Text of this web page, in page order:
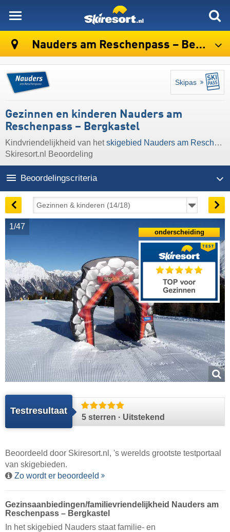
Nauders am Reschenpass – Bergkastel
Skipas
Gezinnen en kinderen Nauders am
Reschenpass – Bergkastel
Kindvriendelijkheid van hetskigebied Nauders am Reschenpass – Bergkastel
Skiresort.nl Beoordeling
Beoordelingscriteria
1/47
Testresultaat
5 sterren · Uitstekend
onderscheiding
Beoordeeld door Skiresort.nl , 's werelds grootste testportaal
van skigebieden.
Zo wordt er beoordeeld
Gezinsaanbiedingen/familievriendelijkheid Nauders am
Reschenpass – Bergkastel
In het skigebied Nauders staat familie- en